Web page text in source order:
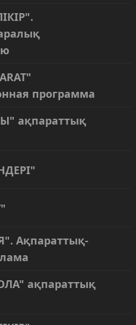
программа
ақпараттық
Ақпараттық-
ақпараттық